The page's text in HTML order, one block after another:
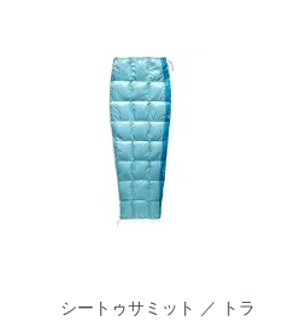
シートゥサミット ／ トラ